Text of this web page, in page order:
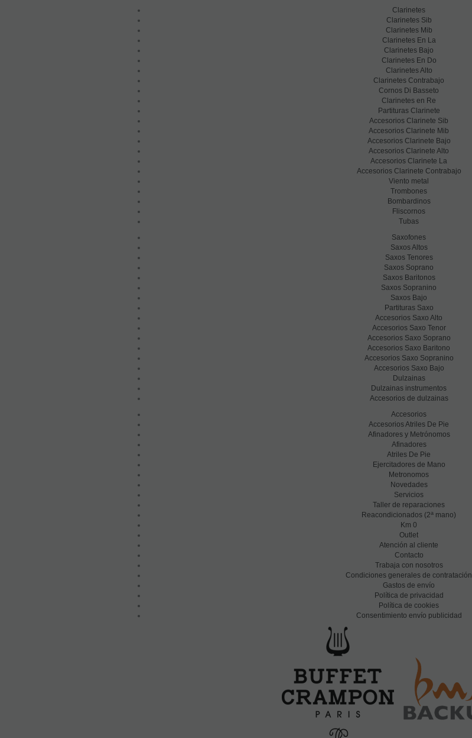
Clarinetes
Clarinetes Sib
Clarinetes Mib
Clarinetes En La
Clarinetes Bajo
Clarinetes En Do
Clarinetes Alto
Clarinetes Contrabajo
Cornos Di Basseto
Clarinetes en Re
Partituras Clarinete
Accesorios Clarinete Sib
Accesorios Clarinete Mib
Accesorios Clarinete Bajo
Accesorios Clarinete Alto
Accesorios Clarinete La
Accesorios Clarinete Contrabajo
Viento metal
Trombones
Bombardinos
Fliscornos
Tubas
Saxofones
Saxos Altos
Saxos Tenores
Saxos Soprano
Saxos Baritonos
Saxos Sopranino
Saxos Bajo
Partituras Saxo
Accesorios Saxo Alto
Accesorios Saxo Tenor
Accesorios Saxo Soprano
Accesorios Saxo Baritono
Accesorios Saxo Sopranino
Accesorios Saxo Bajo
Dulzainas
Dulzainas instrumentos
Accesorios de dulzainas
Accesorios
Accesorios Atriles De Pie
Afinadores y Metrónomos
Afinadores
Atriles De Pie
Ejercitadores de Mano
Metronomos
Novedades
Servicios
Taller de reparaciones
Reacondicionados (2a mano)
Km 0
Outlet
Atención al cliente
Contacto
Trabaja con nosotros
Condiciones generales de contratación
Gastos de envío
Política de privacidad
Política de cookies
Consentimiento envío publicidad